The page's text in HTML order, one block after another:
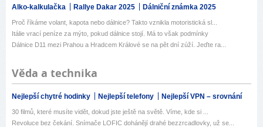
Alko-kalkulačka Rallye Dakar 2025 Dálniční známka 2025
Proč říkáme volant, kapota nebo dálnice? Takto vznikla motoristická sl...
Itálie vrací peníze za mýto, pokud dálnice stojí. Má to však podmínky
Dálnice D11 mezi Prahou a Hradcem Králové se na pět dní zúží. Jeďte ra...
Věda a technika
Nejlepší chytré hodinky Nejlepší telefony Nejlepší VPN – srovnání
30 filmů, které musíte vidět, dokud jste ještě na světě. Víme, kde si ...
Revoluce bez čekání. Snímače LOFIC dohánějí drahé bezzrcadlovky, už se...